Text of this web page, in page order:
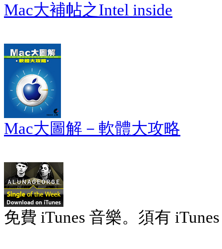
Mac大補帖之Intel inside
Mac大圖解－軟體大攻略
免費 iTunes 音樂。須有